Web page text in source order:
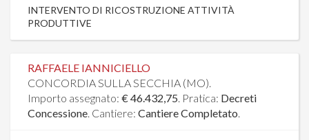
INTERVENTO DI RICOSTRUZIONE ATTIVITÀ
PRODUTTIVE
RAFFAELE IANNICIELLO
CONCORDIA SULLA SECCHIA (MO).
Importo assegnato: € 46.432,75. Pratica: Decreti
Concessione. Cantiere: Cantiere Completato.